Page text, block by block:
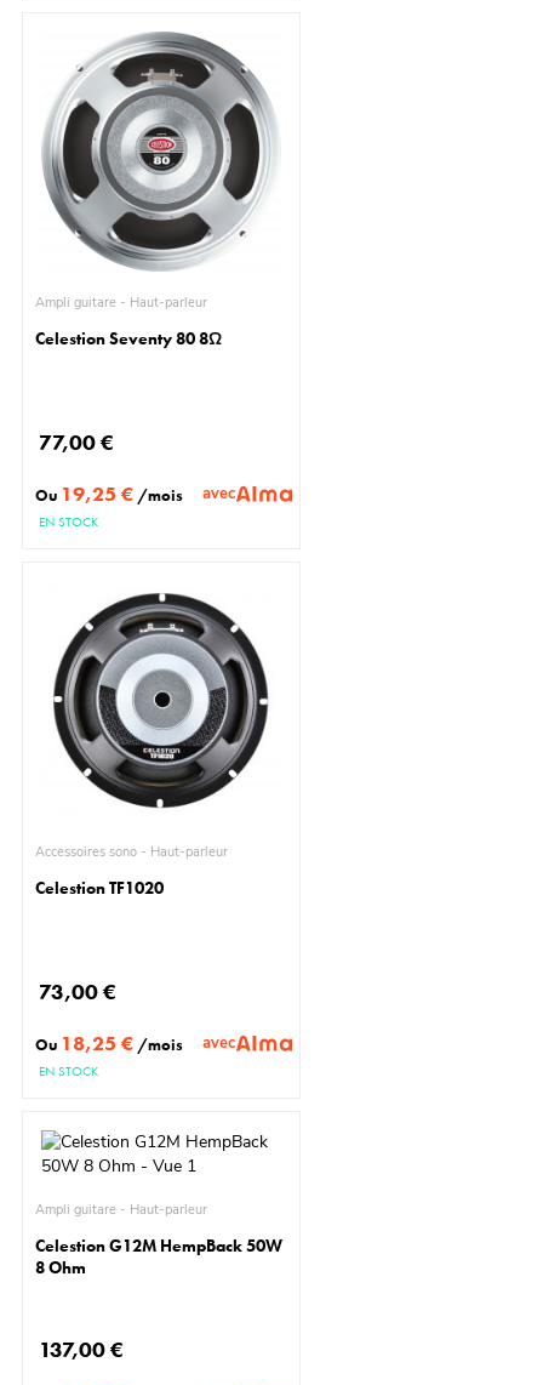
Ampli guitare - Haut-parleur
Celestion Seventy 80 8Ω
77,00 €
Ou 19,25 € /mois avec
EN STOCK
Accessoires sono - Haut-parleur
Celestion TF1020
73,00 €
Ou 18,25 € /mois avec
EN STOCK
Ampli guitare - Haut-parleur
Celestion G12M HempBack 50W
8 Ohm
137,00 €